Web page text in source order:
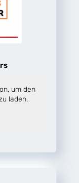
um den
laden.